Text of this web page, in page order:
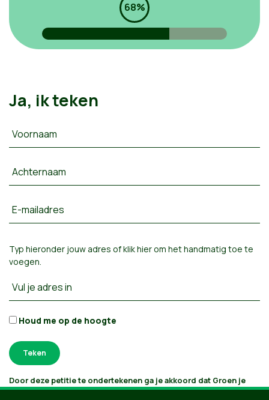
68%
Ja, ik teken
Voornaam
Achternaam
E-mailadres
Typ hieronder jouw adres ofklik hier om het handmatig toe te
voegen
Vul je adres in
Houd me op de hoogte
Door deze petitie te ondertekenen ga je akkoord dat Groen je
gegevens verwerkt en bijhoudt volgenshaar privacybeleid. Als je